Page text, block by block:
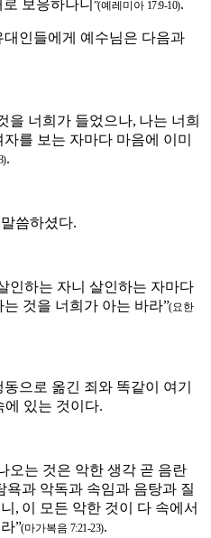
보응하나니 ”(예레미아 17:9-10).
인들에게 예수님은 다음과
을 너희가 들었으나, 나는 너희
를 보는 자마다 마음에 이미
.
씀하셨다.
인하는 자니 살인하는 자마다
것을 너희가 아는 바라”(요한
으로 옮긴 죄와 똑같이 여기
에 있는 것이다.
오는 것은 악한 생각 곧 음란
욕과 악독과 속임과 음탕과 질
, 이 모든 악한 것이 다 속에서
”(마가복음 7:21-23).